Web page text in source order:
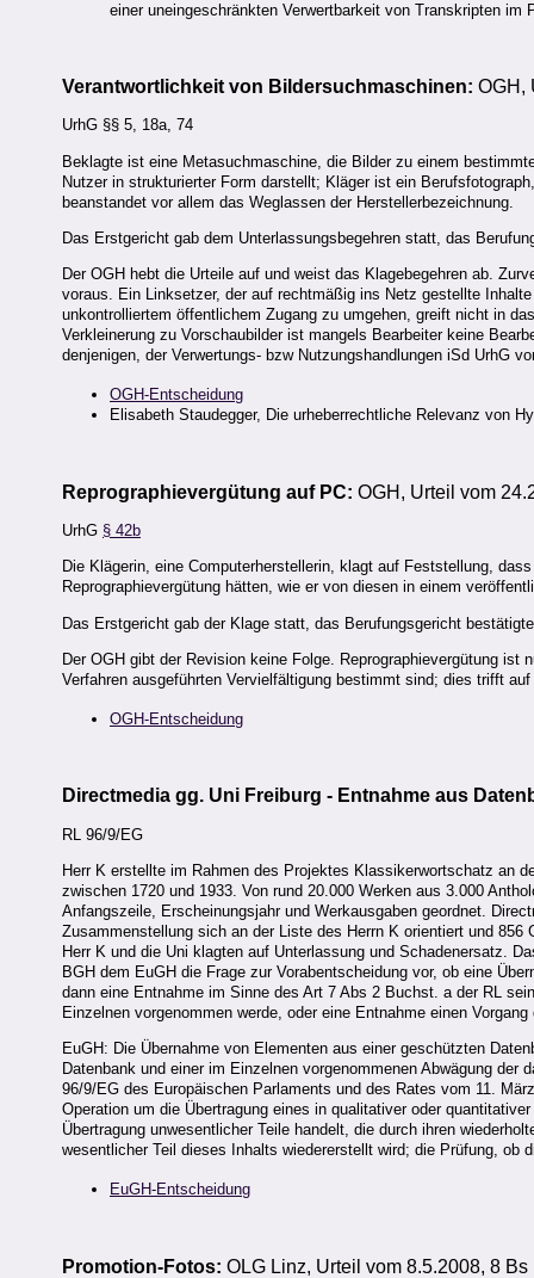
einer uneingeschränkten Verwertbarkeit von Transkripten
Verantwortlichkeit von Bildersuchmaschinen: OGH,
UrhG §§ 5, 18a, 74
Beklagte ist eine Metasuchmaschine, die Bilder zu einem
Nutzer in strukturierter Form darstellt; Kläger ist ein
beanstandet vor allem das Weglassen der Herstellerbezeichnung.
Das Erstgericht gab dem Unterlassungsbegehren statt, das
Der OGH hebt die Urteile auf und weist das Klagebegehren ab.
voraus. Ein Linksetzer, der auf rechtmäßig ins Netz gestellte
unkontrolliertem öffentlichem Zugang zu umgehen, greift nicht in
Verkleinerung zu Vorschaubilder ist mangels Bearbeiter keine
denjenigen, der Verwertungs- bzw Nutzungshandlungen iSd UrhG
OGH-Entscheidung
Elisabeth Staudegger, Die urheberrechtliche Relevanz von
Reprographievergütung auf PC: OGH, Urteil vom
UrhG § 42b
Die Klägerin, eine Computerherstellerin, klagt auf Feststellung,
Reprographievergütung hätten, wie er von diesen in einem
Das Erstgericht gab der Klage statt, das Berufungsgericht
Der OGH gibt der Revision keine Folge. Reprographievergütung
Verfahren ausgeführten Vervielfältigung bestimmt sind; dies trifft
OGH-Entscheidung
Directmedia gg. Uni Freiburg - Entnahme aus
RL 96/9/EG
Herr K erstellte im Rahmen des Projektes Klassikerwortschatz an
zwischen 1720 und 1933. Von rund 20.000 Werken aus 3.000
Anfangszeile, Erscheinungsjahr und Werkausgaben geordnet.
Zusammenstellung sich an der Liste des Herrn K orientiert und
Herr K und die Uni klagten auf Unterlassung und Schadenersatz.
BGH dem EuGH die Frage zur Vorabentscheidung vor, ob eine
dann eine Entnahme im Sinne des Art 7 Abs 2 Buchst. a der RL
Einzelnen vorgenommen werde, oder eine Entnahme einen
EuGH: Die Übernahme von Elementen aus einer geschützten
Datenbank und einer im Einzelnen vorgenommenen Abwägung der
96/9/EG des Europäischen Parlaments und des Rates vom 11.
Operation um die Übertragung eines in qualitativer oder
Übertragung unwesentlicher Teile handelt, die durch ihren
wesentlicher Teil dieses Inhalts wiedererstellt wird; die Prüfung, ob
EuGH-Entscheidung
Promotion-Fotos: OLG Linz, Urteil vom 8.5.2008, 8 Bs